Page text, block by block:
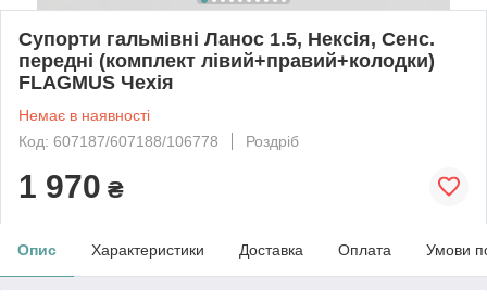
Супорти гальмівні Ланос 1.5, Нексія, Сенс.
передні (комплект лівий+правий+колодки)
FLAGMUS Чехія
Немає в наявності
Код: 607187/607188/106778
Роздріб
1 970 ₴
Опис Характеристики Доставка Оплата Умови